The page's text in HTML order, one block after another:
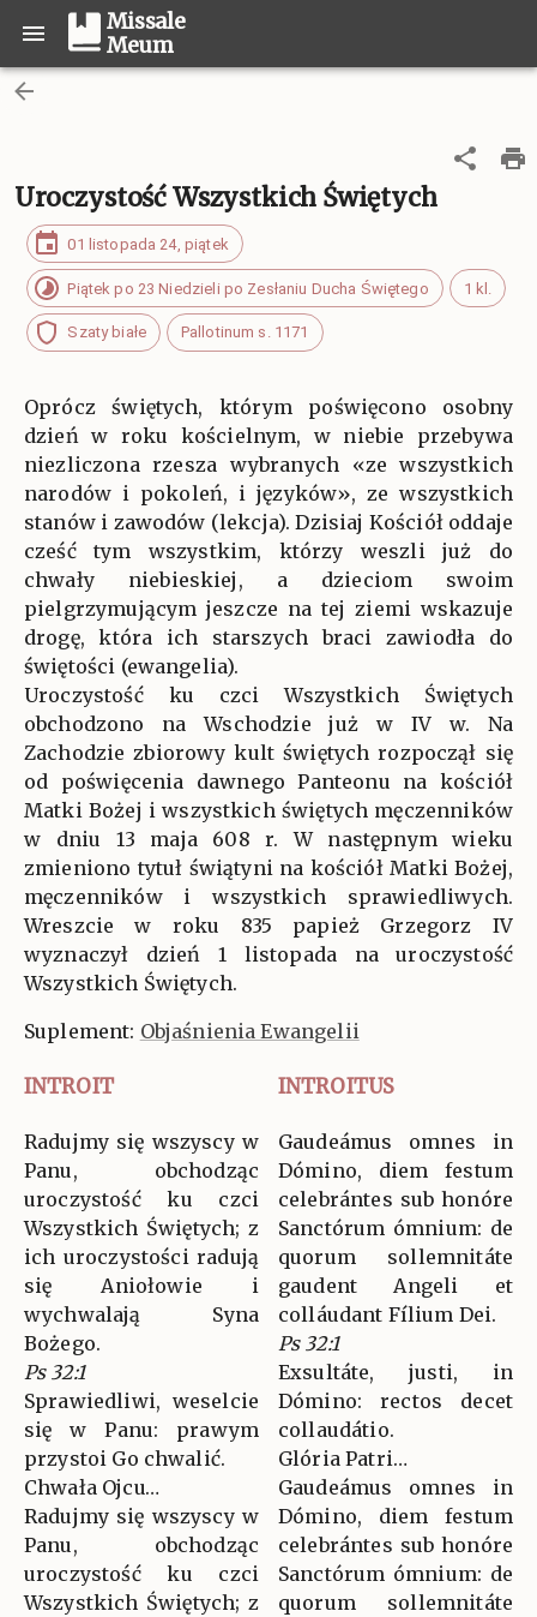
Missale
Meum
Uroczystość Wszystkich Świętych
01 listopada 24, piątek
Piątek po 23 Niedzieli po Zesłaniu Ducha Świętego 1 kl.
Szaty białe Pallotinum s. 1171
Oprócz świętych, którym poświęcono osobny
dzień w roku kościelnym, w niebie przebywa
niezliczona rzesza wybranych «ze wszystkich
narodów i pokoleń, i języków», ze wszystkich
stanów i zawodów (lekcja). Dzisiaj Kościół oddaje
cześć tym wszystkim, którzy weszli już do
chwały niebieskiej, a dzieciom swoim
pielgrzymującym jeszcze na tej ziemi wskazuje
drogę, która ich starszych braci zawiodła do
świętości (ewangelia).
Uroczystość ku czci Wszystkich Świętych
obchodzono na Wschodzie już w IV w. Na
Zachodzie zbiorowy kult świętych rozpoczął się
od poświęcenia dawnego Panteonu na kościół
Matki Bożej i wszystkich świętych męczenników
w dniu 13 maja 608 r. W następnym wieku
zmieniono tytuł świątyni na kościół Matki Bożej,
męczenników i wszystkich sprawiedliwych.
Wreszcie w roku 835 papież Grzegorz IV
wyznaczył dzień 1 listopada na uroczystość
Wszystkich Świętych.
Suplement: Objaśnienia Ewangelii
INTROIT INTROITUS
Radujmy się wszyscy w
Panu, obchodząc
uroczystość ku czci
Wszystkich Świętych; z
ich uroczystości radują
się Aniołowie i
wychwalają Syna
Bożego.
Ps 32:1
Sprawiedliwi, weselcie
się w Panu: prawym
przystoi Go chwalić.
Chwała Ojcu…
Radujmy się wszyscy w
Panu, obchodząc
uroczystość ku czci
Wszystkich Świętych; z
Gaudeámus omnes in
Dómino, diem festum
celebrántes sub honóre
Sanctórum ómnium: de
quorum sollemnitáte
gaudent Angeli et
colláudant Fílium Dei.
Ps 32:1
Exsultáte, justi, in
Dómino: rectos decet
collaudátio.
Glória Patri…
Gaudeámus omnes in
Dómino, diem festum
celebrántes sub honóre
Sanctórum ómnium: de
quorum sollemnitáte